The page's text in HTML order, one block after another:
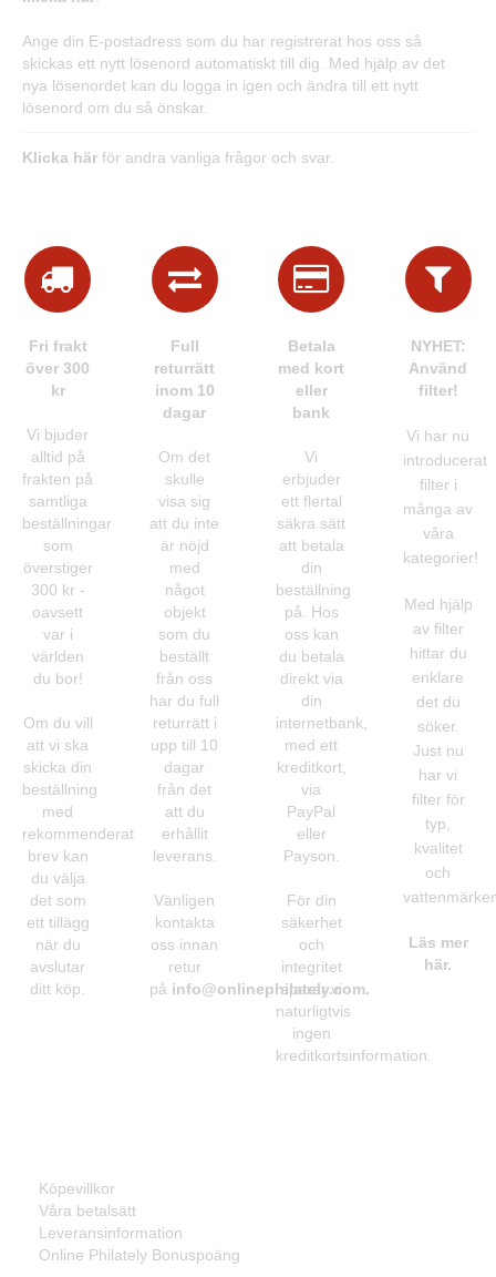
Ange din E-postadress som du har registrerat hos oss så
skickas ett nytt lösenord automatiskt till dig. Med hjälp av det
nya lösenordet kan du logga in igen och ändra till ett nytt
lösenord om du så önskar.
Klicka här för andra vanliga frågor och svar.
Fri frakt
över 300
kr
Vi bjuder
alltid på
frakten på
samtliga
beställningar
som
överstiger
300 kr -
oavsett
var i
världen
du bor!
Om du vill
att vi ska
skicka din
beställning
med
rekommenderat
brev kan
du välja
det som
ett tillägg
när du
avslutar
ditt köp.
Full
returrätt
inom 10
dagar
Om det
skulle
visa sig
att du inte
är nöjd
med
något
objekt
som du
beställt
från oss
har du full
returrätt i
upp till 10
dagar
från det
att du
erhållit
leverans.
Vänligen
kontakta
oss innan
retur
på info@onlinephilately.com.
Betala
med kort
eller
bank
Vi
erbjuder
ett flertal
säkra sätt
att betala
din
beställning
på. Hos
oss kan
du betala
direkt via
din
internetbank,
med ett
kreditkort,
via
PayPal
eller
Payson.
För din
säkerhet
och
integritet
sparar vi
naturligtvis
ingen
kreditkortsinformation.
NYHET:
Använd
filter!
Vi har nu
introducerat
filter i
många av
våra
kategorier!
Med hjälp
av filter
hittar du
enklare
det du
söker.
Just nu
har vi
filter för
typ,
kvalitet
och
Läs mer
här.
Köpevillkor
Våra betalsätt
Leveransinformation
Online Philately Bonuspoäng